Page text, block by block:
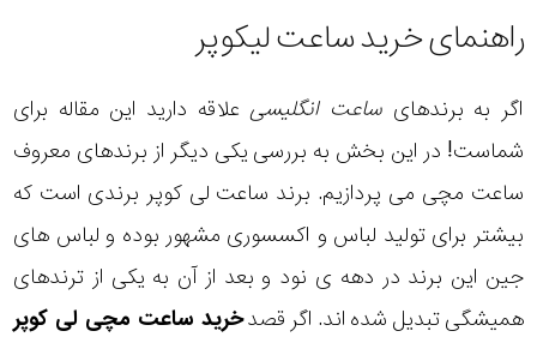
راهنمای خرید ساعت لیکوپر
اگر به برندهایساعت انگلیسیعلاقه دارید این مقاله برای
شماست! در این بخش به بررسی یکی دیگر از برندهای معروف
ساعت مچی می پردازیم. برند ساعت لی کوپر برندی است که
بیشتر برای تولید لباس و اکسسوری مشهور بوده و لباس های
جین این برند در دهه ی نود و بعد از آن به یکی از ترندهای
همیشگی تبدیل شده اند. اگر قصدخرید ساعت مچی لی کوپر